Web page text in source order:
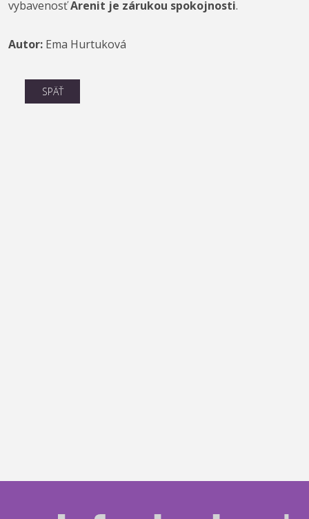
vybavenosťArenit je zárukou spokojnosti.
Autor: Ema Hurtuková
SPÄŤ